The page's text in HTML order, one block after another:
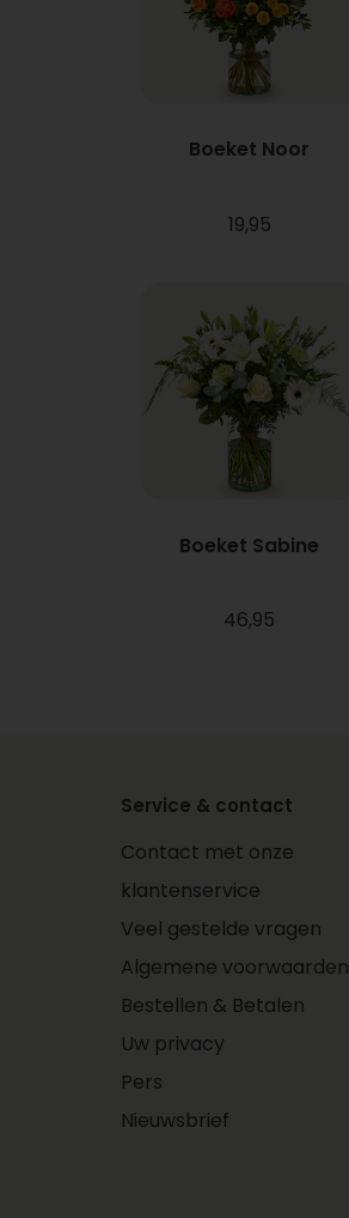
Boeket Noor
19,95
Boeket Sabine
46,95
Service & contact
Contact met onze
klantenservice
Veel gestelde vragen
Algemene voorwaarden
Bestellen & Betalen
Uw privacy
Pers
Nieuwsbrief